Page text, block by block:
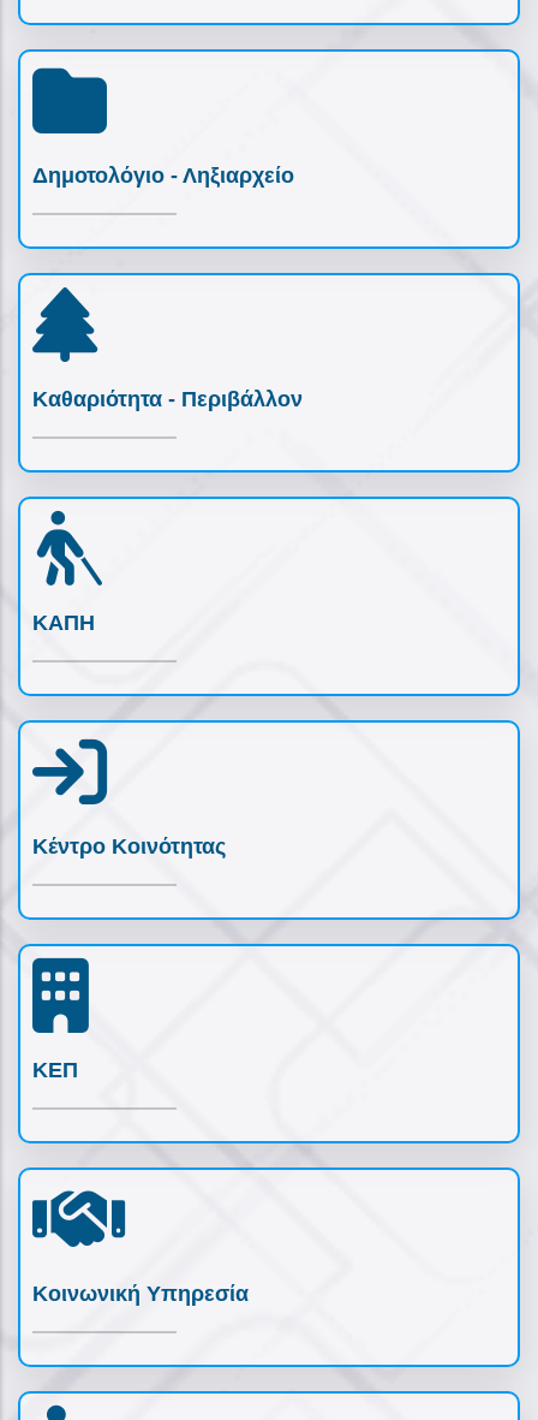
Δημοτολόγιο - Ληξιαρχείο
Καθαριότητα - Περιβάλλον
ΚΑΠΗ
Κέντρο Κοινότητας
ΚΕΠ
Κοινωνική Υπηρεσία